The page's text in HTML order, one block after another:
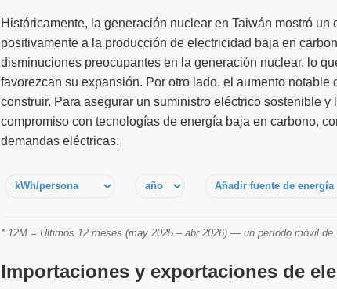
Históricamente, la generación nuclear en Taiwán mostró
positivamente a la producción de electricidad baja en
disminuciones preocupantes en la generación nuclear, lo
favorezcan su expansión. Por otro lado, el aumento
construir. Para asegurar un suministro eléctrico sostenible
compromiso con tecnologías de energía baja en carbono,
demandas eléctricas.
* 12M = Últimos 12 meses (may 2025 – abr 2026) — un período móvil de
Importaciones y exportaciones de